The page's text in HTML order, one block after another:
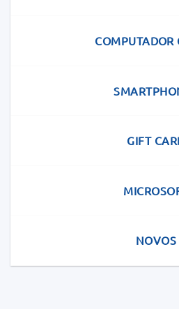
COMPUTADOR
GIFT
NOVOS